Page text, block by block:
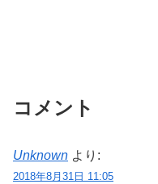
コメント
Unknown より:
2018年8月31日 11:05